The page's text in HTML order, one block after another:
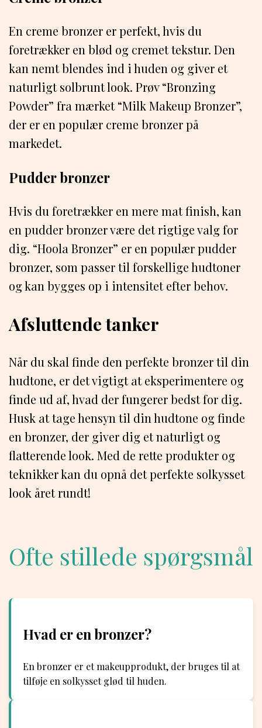
En creme bronzer er perfekt, hvis du
foretrækker en blød og cremet tekstur. Den
kan nemt blendes ind i huden og giver et
naturligt solbrunt look. Prøv “Bronzing
Powder” fra mærket “Milk Makeup Bronzer”,
der er en populær creme bronzer på
markedet.
Pudder bronzer
Hvis du foretrækker en mere mat finish, kan
en pudder bronzer være det rigtige valg for
dig. “Hoola Bronzer” er en populær pudder
bronzer, som passer til forskellige hudtoner
og kan bygges op i intensitet efter behov.
Afsluttende tanker
Når du skal finde den perfekte bronzer til din
hudtone, er det vigtigt at eksperimentere og
finde ud af, hvad der fungerer bedst for dig.
Husk at tage hensyn til din hudtone og finde
en bronzer, der giver dig et naturligt og
flatterende look. Med de rette produkter og
teknikker kan du opnå det perfekte solkysset
look året rundt!
Ofte stillede spørgsmål
Hvad er en bronzer?
En bronzer er et makeupprodukt, der bruges til at
tilføje en solkysset glød til huden.